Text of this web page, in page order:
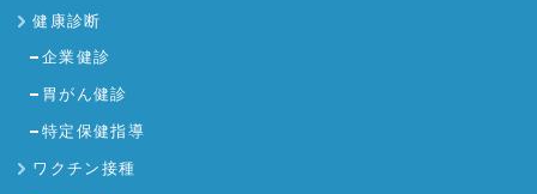
健康診断
企業健診
胃がん健診
特定保健指導
ワクチン接種